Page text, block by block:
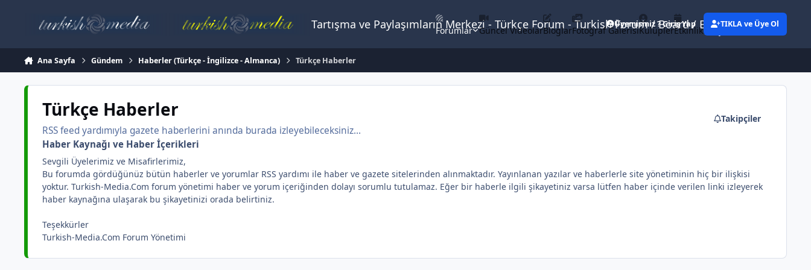
Tartışma ve Paylaşımların Merkezi - Türkçe Forum - Turkish Forum / Board / Blog
Forumlar Güncel VideolarBloglarFotoğraf GalerisiKulüplerEtkinliklerEylemler
Üyemisiniz ? Giriş Yap TIKLA ve Üye Ol
Ana Sayfa Gündem Haberler (Türkçe - İngilizce - Almanca) Türkçe Haberler
Türkçe Haberler
RSS feed yardımıyla gazete haberlerini anında burada izleyebileceksiniz...
Takipçiler
Haber Kaynağı ve Haber İçerikleri
Sevgili Üyelerimiz ve Misafirlerimiz,
Bu forumda gördüğünüz bütün haberler ve yorumlar RSS yardımı ile haber ve gazete sitelerinden alınmaktadır. Yayınlanan yazılar ve haberlerle site yönetiminin hiç bir ilişkisi
yoktur. Turkish-Media.Com forum yönetimi haber ve yorum içeriğinden dolayı sorumlu tutulamaz. Eğer bir haberle ilgili şikayetiniz varsa lütfen haber içinde verilen linki izleyerek
haber kaynağına ulaşarak bu şikayetinizi orada belirtiniz.
Teşekkürler
Turkish-Media.Com Forum Yönetimi